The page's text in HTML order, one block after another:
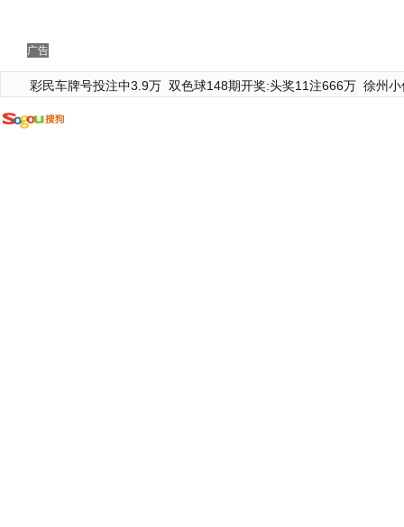
广告
彩民车牌号投注中3.9万 双色球148期开奖:头奖11注666万 徐州